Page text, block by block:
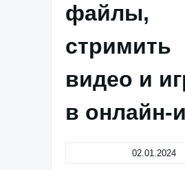
файлы,
стримить
видео и
в онлайн-
02.01.2024